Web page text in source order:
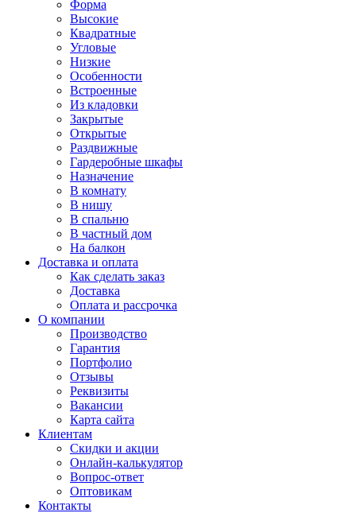
Форма
Высокие
Квадратные
Угловые
Низкие
Особенности
Встроенные
Из кладовки
Закрытые
Открытые
Раздвижные
Гардеробные шкафы
Назначение
В комнату
В нишу
В спальню
В частный дом
На балкон
Доставка и оплата
Как сделать заказ
Доставка
Оплата и рассрочка
О компании
Производство
Гарантия
Портфолио
Отзывы
Реквизиты
Вакансии
Карта сайта
Клиентам
Скидки и акции
Онлайн-калькулятор
Вопрос-ответ
Оптовикам
Контакты